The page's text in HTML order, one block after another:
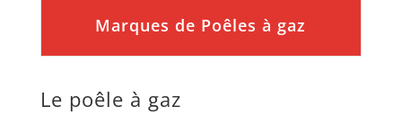
Marques de Poêles à gaz
Le poêle à gaz